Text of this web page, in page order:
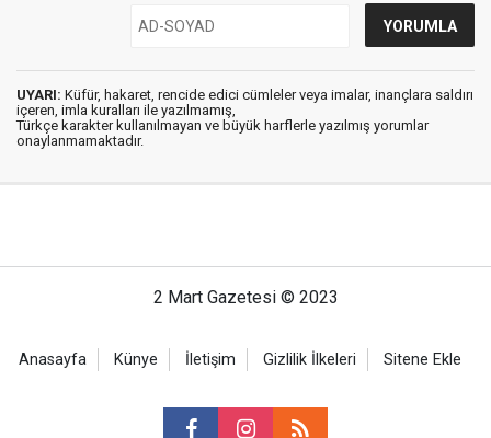
UYARI: Küfür, hakaret, rencide edici cümleler veya imalar, inançlara saldırı
içeren, imla kuralları ile yazılmamış,
Türkçe karakter kullanılmayan ve büyük harflerle yazılmış yorumlar
onaylanmamaktadır.
2 Mart Gazetesi © 2023
Anasayfa Künye İletişim Gizlilik İlkeleri Sitene Ekle